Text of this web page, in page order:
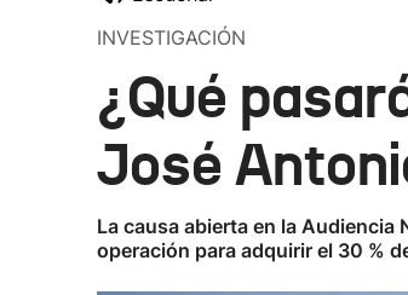
INVESTIGACIÓN
¿Qué
José
La causa abierta en la
operación para adquirir el 30 %